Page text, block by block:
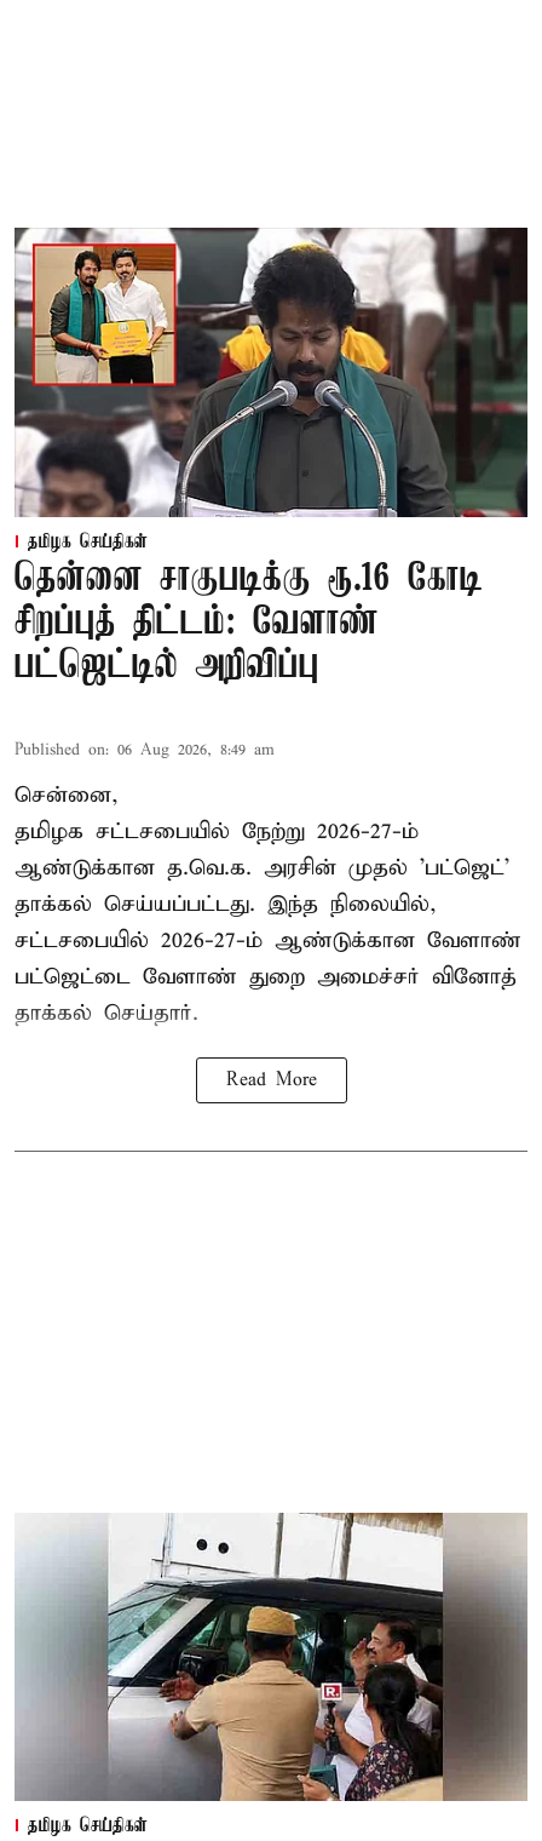
தமிழக செய்திகள்
தென்னை சாகுபடிக்கு ரூ.16 கோடி
சிறப்புத் திட்டம்: வேளாண்
பட்ஜெட்டில் அறிவிப்பு
Published on: 06 Aug 2026, 8:49 am
சென்னை,
தமிழக சட்டசபையில் நேற்று 2026-27-ம்
ஆண்டுக்கான த.வெ.க. அரசின் முதல் 'பட்ஜெட்'
தாக்கல் செய்யப்பட்டது. இந்த நிலையில்,
சட்டசபையில் 2026-27-ம் ஆண்டுக்கான வேளாண்
பட்ஜெட்டை வேளாண் துறை அமைச்சர் வினோத்
தாக்கல் செய்தார்.
Read More
தமிழக செய்திகள்